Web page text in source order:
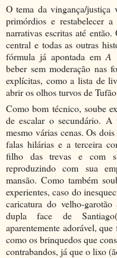
O tema da vingança/justiça
primórdios e restabelecer
narrativas escritas até
central e todas as outras
fórmula já apontada emA
beber sem moderação nas
explícitas, como a lista de
abrir os olhos turvos de
Como bom técnico, soube
de escalar o secundário. A
mesmo várias cenas. Os
falas hilárias e a terceira
filho das trevas e com
reproduzindo com sua
mansão. Como também
experientes, caso do
caricatura do velho-
dupla face de
aparentemente adorável,
como os brinquedos que
contrabandos, já que o lixo